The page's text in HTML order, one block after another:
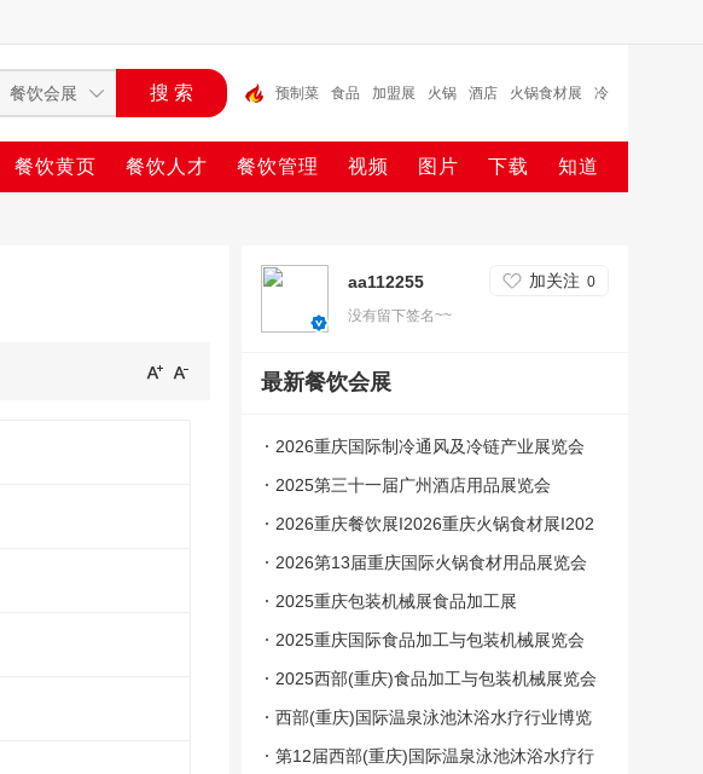
预制菜 食品 加盟展 火锅 酒店 火锅食材展 冷
冻食品 火锅食材
餐饮黄页 餐饮人才 餐饮管理 视频 图片 下载 知道
aa112255 加关注 0
没有留下签名~~
最新餐饮会展
2026重庆国际制冷通风及冷链产业展览会
2025第三十一届广州酒店用品展览会
2026重庆餐饮展I2026重庆火锅食材展I202
6重庆饮品展
2026第13届重庆国际火锅食材用品展览会
2025重庆包装机械展食品加工展
2025重庆国际食品加工与包装机械展览会
2025西部(重庆)食品加工与包装机械展览会
西部(重庆)国际温泉泳池沐浴水疗行业博览
会
第12届西部(重庆)国际温泉泳池沐浴水疗行